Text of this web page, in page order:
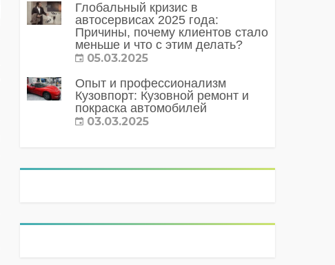
Глобальный кризис в
автосервисах 2025 года:
Причины, почему клиентов стало
меньше и что с этим делать?
05.03.2025
Опыт и профессионализм
Кузовпорт: Кузовной ремонт и
покраска автомобилей
03.03.2025